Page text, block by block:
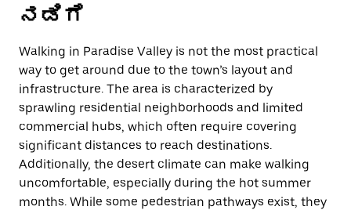
ನಡಿಗೆ
Walking in Paradise Valley is not the most practical
way to get around due to the town’s layout and
infrastructure. The area is characterized by
sprawling residential neighborhoods and limited
commercial hubs, which often require covering
significant distances to reach destinations.
Additionally, the desert climate can make walking
uncomfortable, especially during the hot summer
months. While some pedestrian pathways exist, they